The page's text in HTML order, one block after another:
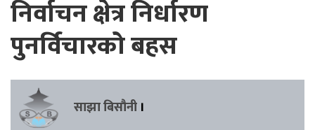
निर्वाचन क्षेत्र निर्धारण
पुनर्विचारको बहस
साझा बिसौनी ।